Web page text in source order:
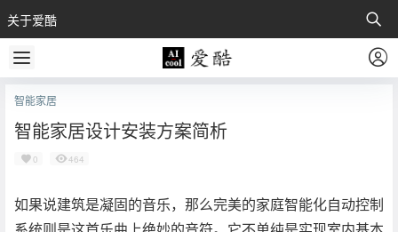
关于爱酷
智能家居
智能家居设计安装方案简析
0 464
如果说建筑是凝固的音乐，那么完美的家庭智能化自动控制